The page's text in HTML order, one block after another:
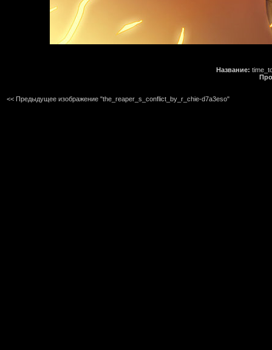
Название:
<< Предыдущее изображение "the_reaper_s_conflict_by_r_chie-d7a3eso"